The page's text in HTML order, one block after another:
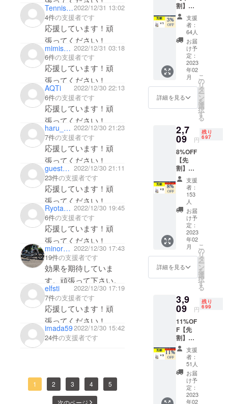
Tennisbaka2022/12/31 13:02
4件の支援者です
応援しています！頑
張ってください！
mimisu1999 2022/12/31 03:18
6件の支援者です
応援しています！頑
張ってください！
AQTi
2022/12/30 22:13
6件の支援者です
応援しています！頑
張ってください！
haru_m0121 2022/12/30 21:23
7件の支援者です
応援しています！頑
張ってください！
guest520fa69a31 2022/12/30 21:11
23件の支援者です
応援しています！頑
張ってください！
Ryota0412 2022/12/30 19:45
6件の支援者です
応援しています！頑
張ってください！
minoru79jp 2022/12/30 17:43
19件の支援者です
効果を期待していま
す。頑張って下さい。
elfsti
2022/12/30 17:19
7件の支援者です
応援しています！頑
張ってください！
imada592022/12/30 15:42
24件の支援者です
1 2 3 4 5
「まだ知ら
ない人へ新
を」を
Missionと
し、日本の
消費者のよ
り豊かな生
活、海外
を支援いた
自社でも厳
重に商品を
吟味させて
頂き、本当
に素晴らし
い商品だけ
を取り扱わ
せていただ
いておりま
す。
皆様の日々
り便利で快
適にお過ご
しできるよ
うな商品を
提供させて
頂きたいと
いう思い
で、販路展
開をいたし
割】
1minut
e Anti-
Fog
Cleaner
×1枚 一
般販売
予定価
格1,500
円（税
込・送
料込）
→【3%
OFF】
（税
込・送
料込）
※皆様の
ご支援
により
量産効
率が向
上した
場合、
正規販
売価格
が販売
予定価
格より
下がる
可能性
もござ
入資材
等の価
により
正規販
売価格
が変動
する可
能性も
ござい
ます。
※デザイ
ン・仕
支援
者：
64人
お届
け予
定：
2023
年02
月
詳細を見る
こ
の
リ
タ
ー
ン
を
選
択
す
る
2,7
09 円
残り
697
8%OFF
【先
割】
1minut
e Anti-
Fog
Cleaner
×2枚
1,500円
×2枚
=3,000
円→一
般販売
予定価
格
2,950円
（税
込・送
料込）
一般販
売予定
価格
（セッ
ト割50
円引）
2,950円
（税
込・送
支援
者：
153
人
お届
け予
定：
2023
年02
月
詳細を見る
こ
の
リ
タ
ー
ン
を
選
択
す
る
3,9
09 円
残り
699
11%OF
F【先
割】
1minut
e Anti-
Fog
Cleaner
×3枚
1,500円
×3枚
支援
者：
51人
お届
け予
定：
2023
年02